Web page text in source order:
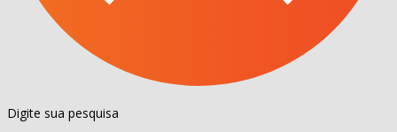
Digite sua pesquisa